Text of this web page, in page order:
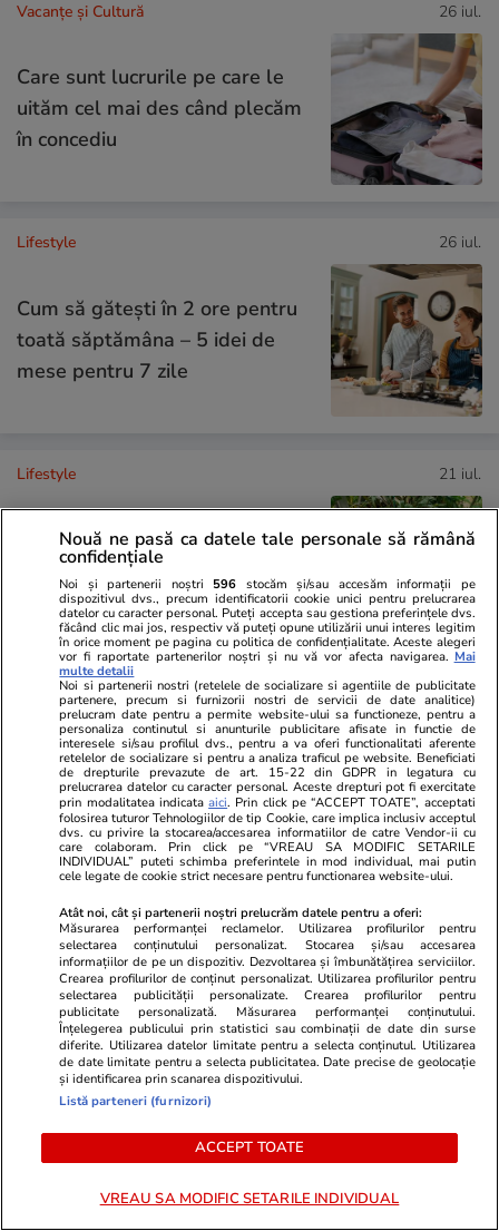
Vacanțe și Cultură 26 iul.
Care sunt lucrurile pe care le
uităm cel mai des când plecăm
în concediu
Lifestyle 26 iul.
Cum să gătești în 2 ore pentru
toată săptămâna – 5 idei de
mese pentru 7 zile
Lifestyle 21 iul.
Ghidul udării corecte pe timp de
caniculă: când, cât şi cum udăm
plantele
Lifestyle 15 iul.
Combinaţii răcoritoare de apă
cu fructe şi plante aromatice
pentru vară
Analiză
Știri România 07:00
Românul închis în Gulag-ul lui
Putin. Adrian David Kercso
afirmă că agenți FSB l-au
torturat pentru a recunoaște
acuzații de spionaj: „M-au ridicat
încheieturile mi-au ajuns la
nivelul capului”
Nouă ne pasă ca datele tale personale să rămână
confidențiale
Noi și partenerii noștri 596 stocăm și/sau accesăm informații pe
dispozitivul dvs., precum identificatorii cookie unici pentru prelucrarea
datelor cu caracter personal. Puteți accepta sau gestiona preferințele dvs.
făcând clic mai jos, respectiv vă puteți opune utilizării unui interes legitim
în orice moment pe pagina cu politica de confidențialitate. Aceste alegeri
vor fi raportate partenerilor noștri și nu vă vor afecta navigarea. Mai
multe detalii
Noi si partenerii nostri (retelele de socializare si agentiile de publicitate
partenere, precum si furnizorii nostri de servicii de date analitice)
prelucram date pentru a permite website-ului sa functioneze, pentru a
personaliza continutul si anunturile publicitare afisate in functie de
interesele si/sau profilul dvs., pentru a va oferi functionalitati aferente
retelelor de socializare si pentru a analiza traficul pe website. Beneficiati
de drepturile prevazute de art. 15-22 din GDPR in legatura cu
prelucrarea datelor cu caracter personal. Aceste drepturi pot fi exercitate
prin modalitatea indicataaici. Prin click pe “ACCEPT TOATE”, acceptati
folosirea tuturor Tehnologiilor de tip Cookie, care implica inclusiv acceptul
dvs. cu privire la stocarea/accesarea informatiilor de catre Vendor-ii cu
care colaboram. Prin click pe “VREAU SA MODIFIC SETARILE
INDIVIDUAL” puteti schimba preferintele in mod individual, mai putin
cele legate de cookie strict necesare pentru functionarea website-ului.
Atât noi, cât și partenerii noștri prelucrăm datele pentru a oferi:
Măsurarea performanței reclamelor. Utilizarea profilurilor pentru
selectarea conținutului personalizat. Stocarea și/sau accesarea
informațiilor de pe un dispozitiv. Dezvoltarea și îmbunătățirea serviciilor.
Crearea profilurilor de conținut personalizat. Utilizarea profilurilor pentru
selectarea publicității personalizate. Crearea profilurilor pentru
publicitate personalizată. Măsurarea performanței conținutului.
Înțelegerea publicului prin statistici sau combinații de date din surse
diferite. Utilizarea datelor limitate pentru a selecta conținutul. Utilizarea
de date limitate pentru a selecta publicitatea. Date precise de geolocație
și identificarea prin scanarea dispozitivului.
Listă parteneri (furnizori)
ACCEPT TOATE
VREAU SA MODIFIC SETARILE INDIVIDUAL